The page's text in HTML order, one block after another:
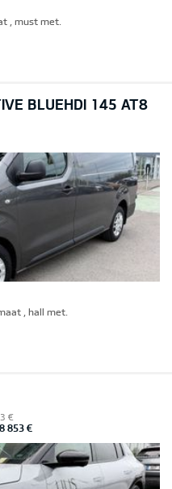
, must met.
BLUEHDI 145 AT8
, hall met.
€
853 €